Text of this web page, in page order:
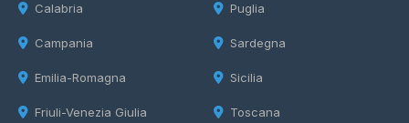
Calabria
Campania
Emilia-Romagna
Friuli-Venezia Giulia
Puglia
Sardegna
Sicilia
Toscana